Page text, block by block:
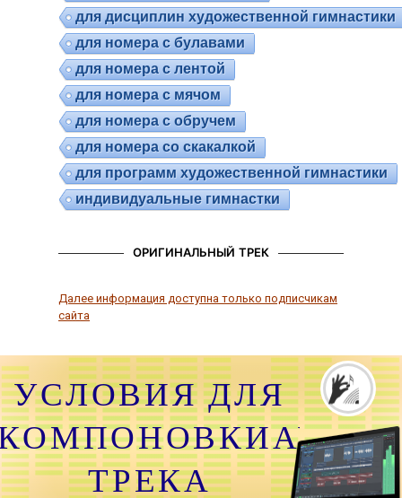
для дисциплин художественной гимнастики
для номера с булавами
для номера с лентой
для номера с мячом
для номера с обручем
для номера со скакалкой
для программ художественной гимнастики
индивидуальные гимнастки
ОРИГИНАЛЬНЫЙ ТРЕК
Далее информация доступна только подписчикам
сайта
УСЛОВИЯ ДЛЯ
ТРЕКА